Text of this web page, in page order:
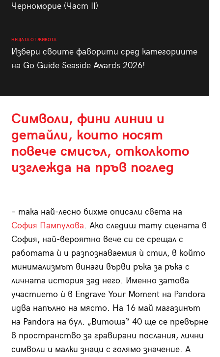
Черноморие (Част II)
НЕЩАТА ОТ ЖИВОТА
Избери своите фаворити сред категориите
на Go Guide Seaside Awards 2026!
Символи, фини линии и
детайли, които носят
повече смисъл, отколкото
изглежда на пръв поглед
– така най-лесно бихме описали света на
София Пампулова. Ако следиш тату сцената в
София, най-вероятно вече си се срещал с
работата ѝ и разпознаваемия ѝ стил, в който
минимализмът винаги върви ръка за ръка с
личната история зад него. Именно затова
участието ѝ в Engrave Your Moment на Pandora
идва напълно на място. На 16 май магазинът
на Pandora на бул. „Витоша“ 40 ще се превърне
в пространство за гравирани послания, лични
символи и малки знаци с голямо значение. А